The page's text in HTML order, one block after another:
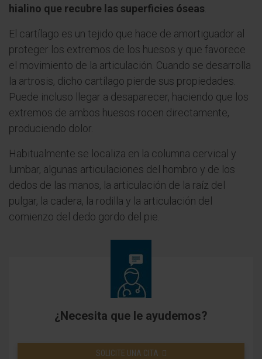
hialino que recubre las superficies óseas.
El cartílago es un tejido que hace de amortiguador al
proteger los extremos de los huesos y que favorece
el movimiento de la articulación. Cuando se desarrolla
la artrosis, dicho cartílago pierde sus propiedades.
Puede incluso llegar a desaparecer, haciendo que los
extremos de ambos huesos rocen directamente,
produciendo dolor.
Habitualmente se localiza en la columna cervical y
lumbar, algunas articulaciones del hombro y de los
dedos de las manos, la articulación de la raíz del
pulgar, la cadera, la rodilla y la articulación del
comienzo del dedo gordo del pie.
¿Necesita que le ayudemos?
SOLICITE UNA CITA